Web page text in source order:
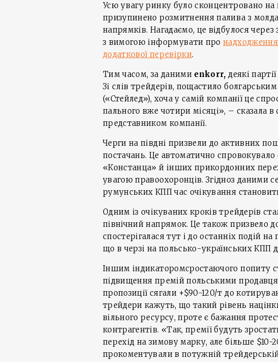
Усю увагу ринку було сконцентровано на
призупинено розмитнення палива з
напрямків. Нагадаємо, це відбулося
з вимогою інформувати про
додаткової перевірки.
Тим часом, за даними enkorr, деякі
Зі слів трейдерів, пощастило
(«Стейлед»), хоча у самій компанії це
пального вже чотири місяці», – сказала в
представником компанії.
Черги на півдні призвели до активних
постачань. Це автоматично
«Констанца» й інших прикордонних
увагою правоохоронців. Згідноз даними
румунських КПП час очікування становить
Одним із очікуваних кроків трейдерів
північний напрямок. Це також призвело
спостерігалася тут і до останніх подій
що в черзі на польсько-українських КПП
Іншим індикаторомсростаючого попиту
підвищення премій польськими
пропозиції сягали +$90-120/т до
трейдери кажуть, що такий рівень
вільного ресурсу, проте є бажання
контрагентів. «Так, премії будуть
перехід на зимову марку, але більше
прокоментували в потужній